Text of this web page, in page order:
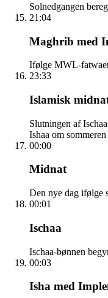
Solnedgangen
21:04
Maghrib med
Ifølge MWL-
23:33
Islamisk
Slutningen af
Ishaa om
00:00
Midnat
Den nye dag ifølge
00:01
Ischaa
Ischaa-bønnen
00:03
Isha med